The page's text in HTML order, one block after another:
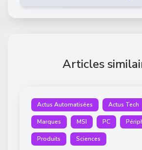
Articles
Actus Automatisées Actus Tech
Marques MSI PC
Produits Sciences